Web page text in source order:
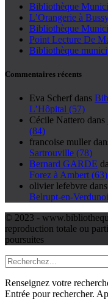
Bibliothèque
L’Orangerie à
Bibliothèque
Point Lecture De
Bibliothèque
Commentaires récents
Eva Scherf dans
L’Hôpital (57)
Cécile Nattero dans
(84)
francoise muller
Sartrouville (78)
Bernard GARDE
Forez à Ambert (63)
olivier lefebvre dans
Belrupt-en-
© 2023 -
reproduction totale ou
poursuites
Renseignez votre
Entrée pour rechercher.